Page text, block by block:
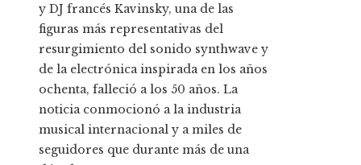
y DJ francés Kavinsky, una de las
figuras más representativas del
resurgimiento del sonido synthwave y
de la electrónica inspirada en los años
ochenta, falleció a los 50 años. La
noticia conmocionó a la industria
musical internacional y a miles de
seguidores que durante más de una